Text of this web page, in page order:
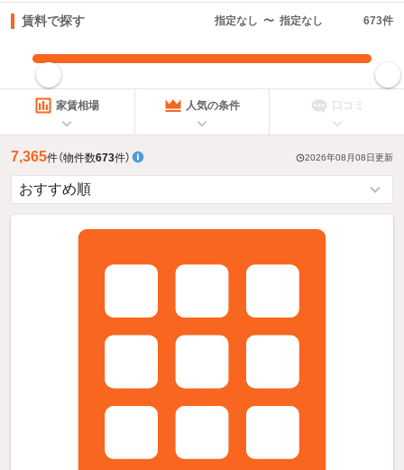
賃料で探す 指定なし 〜 指定なし 673件
指定した賃料で絞り込む
家賃相場 人気の条件 口コミ
7,365件（物件数673件） 2026年08月08日更新